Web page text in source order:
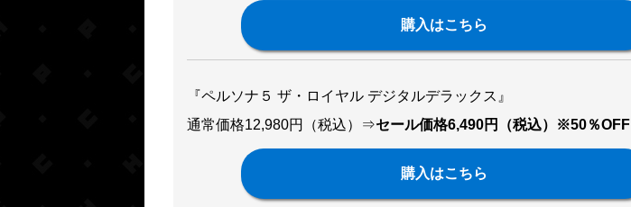
購入はこちら
『ペルソナ５ ザ・ロイヤル デジタルデラックス』
通常価格12,980円（税込）⇒セール価格6,490円（税込）※50％OFF
購入はこちら